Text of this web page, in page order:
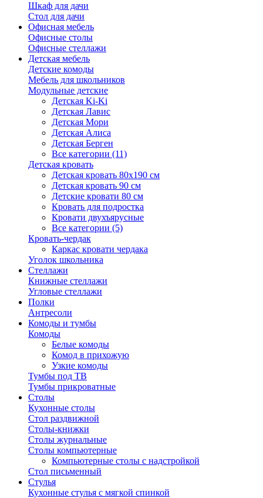
Шкаф для дачи
Стол для дачи
Офисная мебель
Офисные столы
Офисные стеллажи
Детская мебель
Детские комоды
Мебель для школьников
Модульные детские
Детская Ki-Ki
Детская Лавис
Детская Мори
Детская Алиса
Детская Берген
Все категории (11)
Детская кровать
Детская кровать 80х190 см
Детская кровать 90 см
Детские кровати 80 см
Кровать для подростка
Кровати двухъярусные
Все категории (5)
Кровать-чердак
Каркас кровати чердака
Уголок школьника
Стеллажи
Книжные стеллажи
Угловые стеллажи
Полки
Антресоли
Комоды и тумбы
Комоды
Белые комоды
Комод в прихожую
Узкие комоды
Тумбы под ТВ
Тумбы прикроватные
Столы
Кухонные столы
Стол раздвижной
Столы-книжки
Столы журнальные
Столы компьютерные
Компьютерные столы с надстройкой
Стол письменный
Стулья
Кухонные стулья с мягкой спинкой